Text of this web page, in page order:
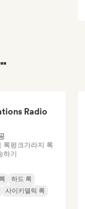
Radio
록펑크가라지 록
하기
하드 록
사이키델릭 록